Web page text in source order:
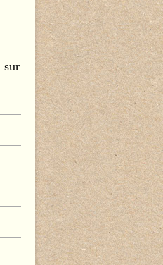
sur